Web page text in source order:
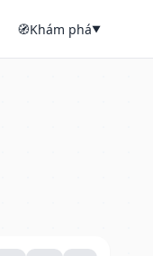
🧭Khám phá▼